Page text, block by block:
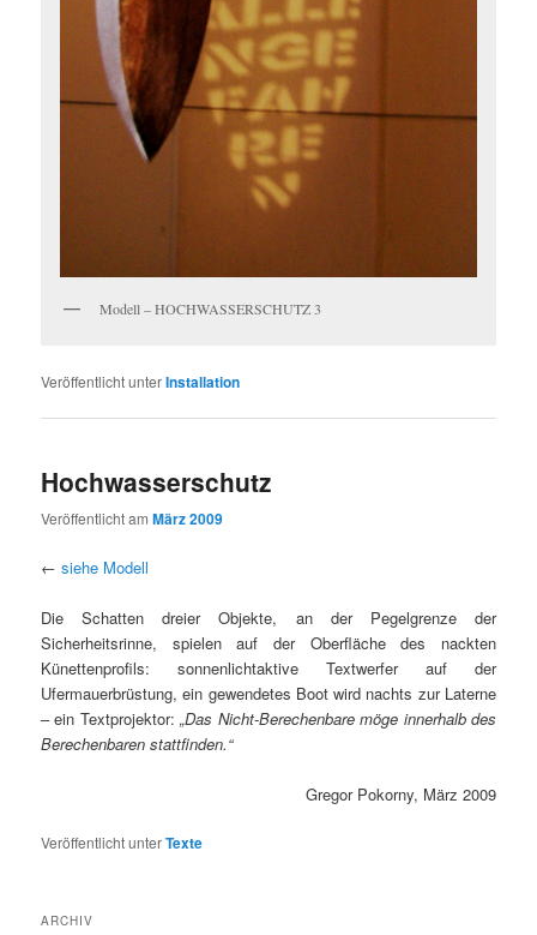
Modell – HOCHWASSERSCHUTZ 3
Veröffentlicht unterInstallation
Hochwasserschutz
Veröffentlicht amMärz 2009
←siehe Modell
Die Schatten dreier Objekte, an der Pegelgrenze der
Sicherheitsrinne, spielen auf der Oberfläche des nackten
Künettenprofils: sonnenlichtaktive Textwerfer auf der
Ufermauerbrüstung, ein gewendetes Boot wird nachts zur Laterne
– ein Textprojektor:„Das Nicht-Berechenbare möge innerhalb des
Berechenbaren stattfinden.“
Gregor Pokorny, März 2009
Veröffentlicht unterTexte
ARCHIV